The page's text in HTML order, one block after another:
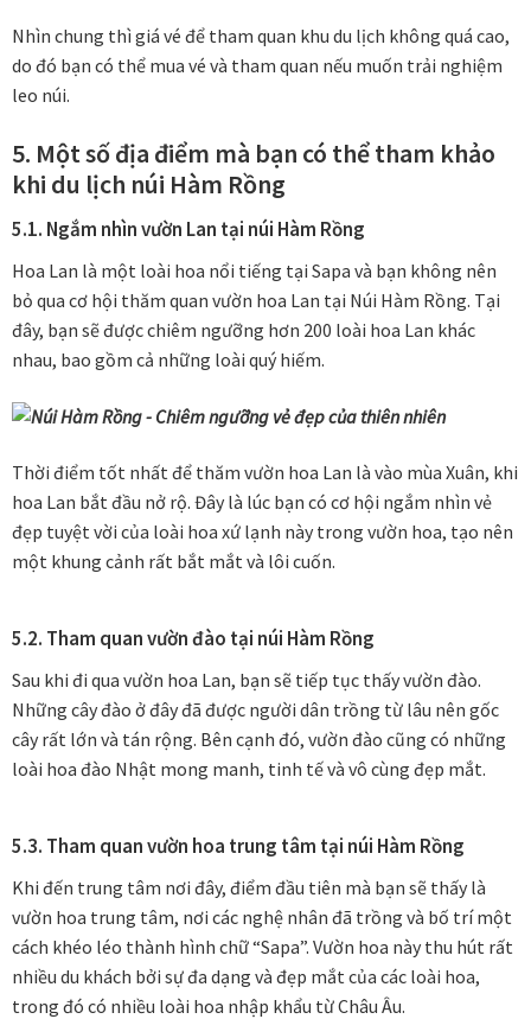
Nhìn chung thì giá vé để tham quan khu du lịch không quá cao,
do đó bạn có thể mua vé và tham quan nếu muốn trải nghiệm
leo núi.
5. Một số địa điểm mà bạn có thể tham khảo
khi du lịch núi Hàm Rồng
5.1. Ngắm nhìn vườn Lan tại núi Hàm Rồng
Hoa Lan là một loài hoa nổi tiếng tại Sapa và bạn không nên
bỏ qua cơ hội thăm quan vườn hoa Lan tại Núi Hàm Rồng. Tại
đây, bạn sẽ được chiêm ngưỡng hơn 200 loài hoa Lan khác
nhau, bao gồm cả những loài quý hiếm.
Thời điểm tốt nhất để thăm vườn hoa Lan là vào mùa Xuân, khi
hoa Lan bắt đầu nở rộ. Đây là lúc bạn có cơ hội ngắm nhìn vẻ
đẹp tuyệt vời của loài hoa xứ lạnh này trong vườn hoa, tạo nên
một khung cảnh rất bắt mắt và lôi cuốn.
5.2. Tham quan vườn đào tại núi Hàm Rồng
Sau khi đi qua vườn hoa Lan, bạn sẽ tiếp tục thấy vườn đào.
Những cây đào ở đây đã được người dân trồng từ lâu nên gốc
cây rất lớn và tán rộng. Bên cạnh đó, vườn đào cũng có những
loài hoa đào Nhật mong manh, tinh tế và vô cùng đẹp mắt.
5.3. Tham quan vườn hoa trung tâm tại núi Hàm Rồng
Khi đến trung tâm nơi đây, điểm đầu tiên mà bạn sẽ thấy là
vườn hoa trung tâm, nơi các nghệ nhân đã trồng và bố trí một
cách khéo léo thành hình chữ “Sapa”. Vườn hoa này thu hút rất
nhiều du khách bởi sự đa dạng và đẹp mắt của các loài hoa,
trong đó có nhiều loài hoa nhập khẩu từ Châu Âu.